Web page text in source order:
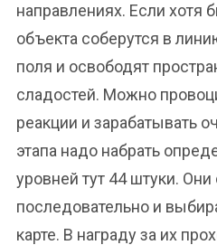
направлениях. Если хотя
объекта соберутся в
поля и освободят
сладостей. Можно
реакции и зарабатывать
этапа надо набрать
уровней тут 44 штуки.
последовательно и
карте. В награду за их